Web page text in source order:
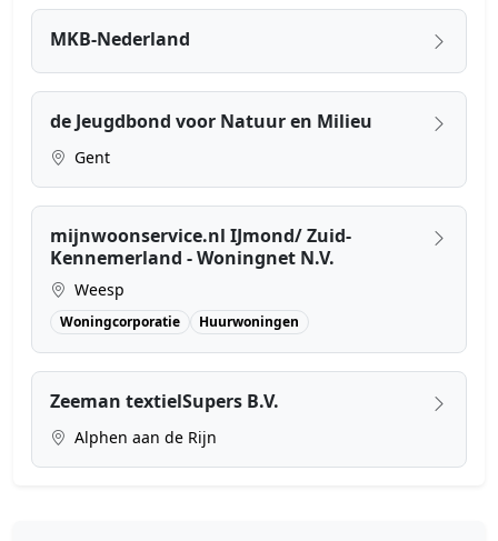
MKB-Nederland
de Jeugdbond voor Natuur en Milieu
Gent
mijnwoonservice.nl IJmond/ Zuid-
Kennemerland - Woningnet N.V.
Weesp
Woningcorporatie Huurwoningen
Zeeman textielSupers B.V.
Alphen aan de Rijn